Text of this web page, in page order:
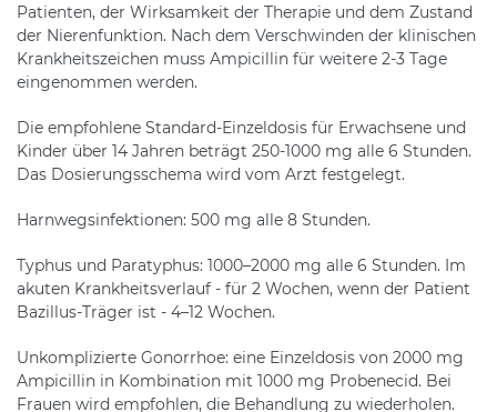
Patienten, der Wirksamkeit der Therapie und dem Zustand
der Nierenfunktion. Nach dem Verschwinden der klinischen
Krankheitszeichen muss Ampicillin für weitere 2-3 Tage
eingenommen werden.
Die empfohlene Standard-Einzeldosis für Erwachsene und
Kinder über 14 Jahren beträgt 250-1000 mg alle 6 Stunden.
Das Dosierungsschema wird vom Arzt festgelegt.
Harnwegsinfektionen: 500 mg alle 8 Stunden.
Typhus und Paratyphus: 1000–2000 mg alle 6 Stunden. Im
akuten Krankheitsverlauf - für 2 Wochen, wenn der Patient
Bazillus-Träger ist - 4–12 Wochen.
Unkomplizierte Gonorrhoe: eine Einzeldosis von 2000 mg
Ampicillin in Kombination mit 1000 mg Probenecid. Bei
Frauen wird empfohlen, die Behandlung zu wiederholen.